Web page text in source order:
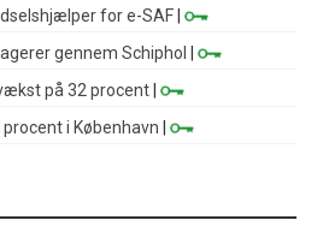
for e-SAF |
gennem Schiphol
|
på 32 procent |
i København |